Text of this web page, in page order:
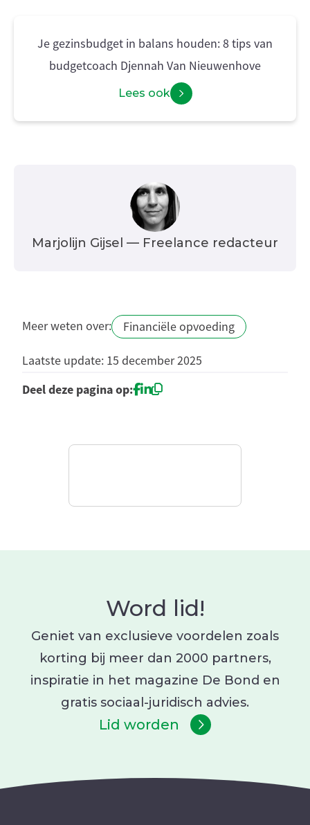
Je gezinsbudget in balans houden: 8 tips van
budgetcoach Djennah Van Nieuwenhove
Lees ook
Marjolijn Gijsel — Freelance redacteur
Meer weten over: Financiële opvoeding
Laatste update: 15 december 2025
Deel deze pagina op:
Word lid!
Geniet van exclusieve voordelen zoals
korting bij meer dan 2000 partners,
inspiratie in het magazine De Bond en
gratis sociaal-juridisch advies.
Lid worden